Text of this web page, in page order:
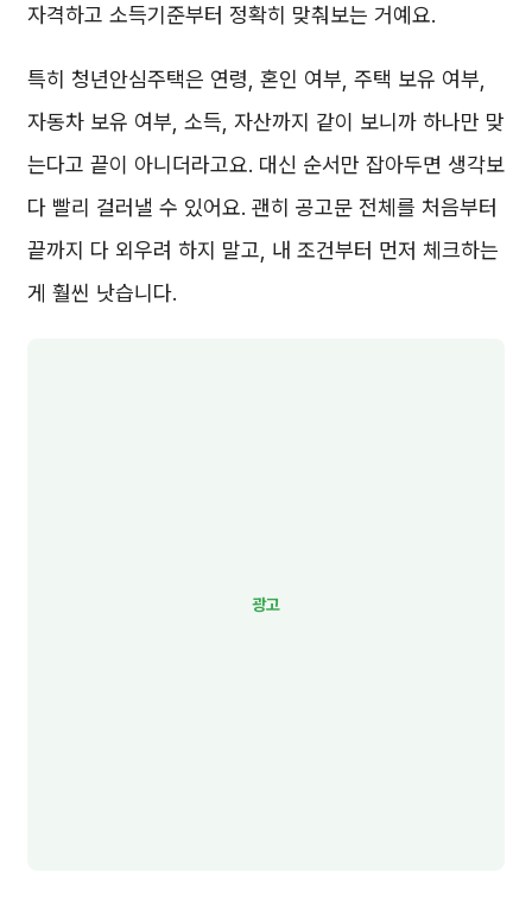
자격하고 소득기준부터 정확히 맞춰보는 거예요.
특히 청년안심주택은 연령, 혼인 여부, 주택 보유 여부,
자동차 보유 여부, 소득, 자산까지 같이 보니까 하나만 맞
는다고 끝이 아니더라고요. 대신 순서만 잡아두면 생각보
다 빨리 걸러낼 수 있어요. 괜히 공고문 전체를 처음부터
끝까지 다 외우려 하지 말고, 내 조건부터 먼저 체크하는
게 훨씬 낫습니다.